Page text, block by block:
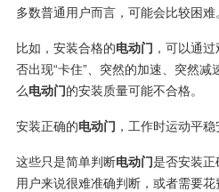
多数普通用户而言，可能会比较困难
比如，安装合格的电动门 ，可以通
否出现“卡住”、突然的加速、突然
么电动门的安装质量可能不合格。
安装正确的电动门 ，工作时运动平稳
这些只是简单判断电动门是否安装正
用户来说很难准确判断，或者需要花